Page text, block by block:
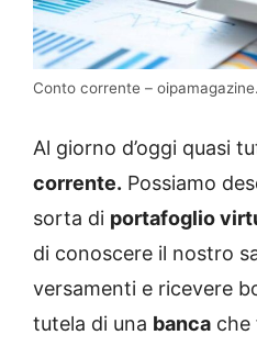
Conto corrente –
Al giorno d’oggi quasi
corrente. Possiamo
sorta di portafoglio
di conoscere il nostro
versamenti e ricevere
tutela di una banca che